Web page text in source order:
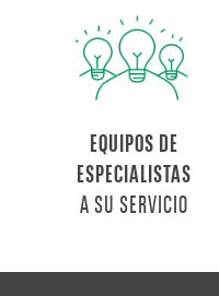
EQUIPOS DE
ESPECIALISTAS
A SU SERVICIO